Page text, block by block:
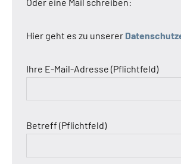
Hier geht es zu unserer
Ihre E-Mail-Adresse (Pflichtfeld)
Betreff (Pflichtfeld)